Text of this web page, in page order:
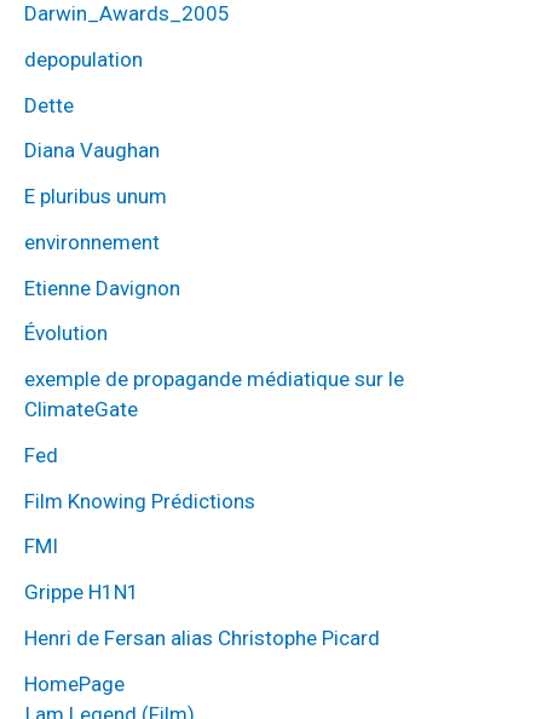
Darwin_Awards_2005
depopulation
Dette
Diana Vaughan
E pluribus unum
environnement
Etienne Davignon
Évolution
exemple de propagande médiatique sur le
ClimateGate
Fed
Film Knowing Prédictions
FMI
Grippe H1N1
Henri de Fersan alias Christophe Picard
HomePage
I am Legend (Film)